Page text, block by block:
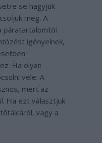
se hagyjuk
meg. A
páratartalomtól
igényelnek,
Ha olyan
vele. A
mert az
Ha ezt választjuk
vagy a